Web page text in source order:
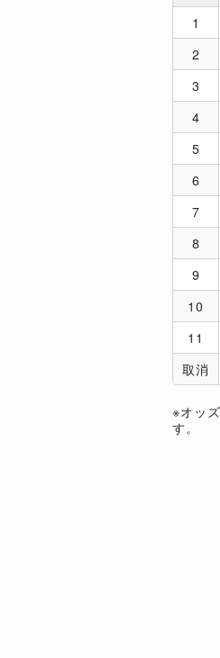
1
2
3
4
5
6
7
8
9
10
11
取消
※オッ
す。